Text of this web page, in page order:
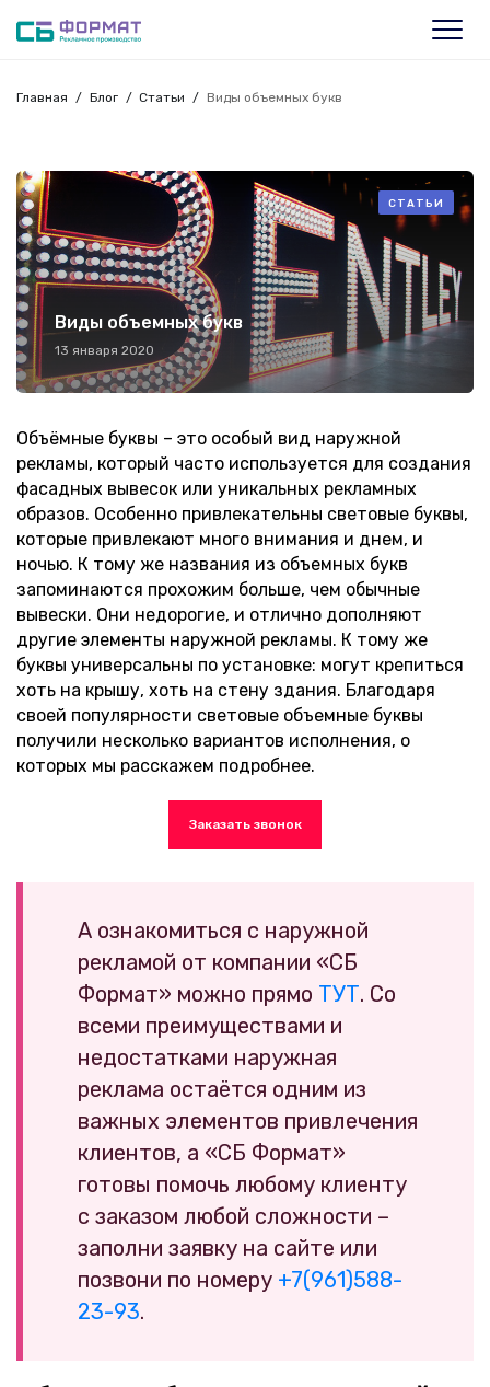
Главная Блог Статьи Виды объемных букв
СТАТЬИ
Виды объемных букв
13 января 2020
Объёмные буквы – это особый вид наружной
рекламы, который часто используется для создания
фасадных вывесок или уникальных рекламных
образов. Особенно привлекательны световые буквы,
которые привлекают много внимания и днем, и
ночью. К тому же названия из объемных букв
запоминаются прохожим больше, чем обычные
вывески. Они недорогие, и отлично дополняют
другие элементы наружной рекламы. К тому же
буквы универсальны по установке: могут крепиться
хоть на крышу, хоть на стену здания. Благодаря
своей популярности световые объемные буквы
получили несколько вариантов исполнения, о
которых мы расскажем подробнее.
Заказать звонок
А ознакомиться с наружной
рекламой от компании «СБ
Формат» можно прямо ТУТ. Со
всеми преимуществами и
недостатками наружная
реклама остаётся одним из
важных элементов привлечения
клиентов, а «СБ Формат»
готовы помочь любому клиенту
с заказом любой сложности –
заполни заявку на сайте или
позвони по номеру +7(961)588-
23-93.